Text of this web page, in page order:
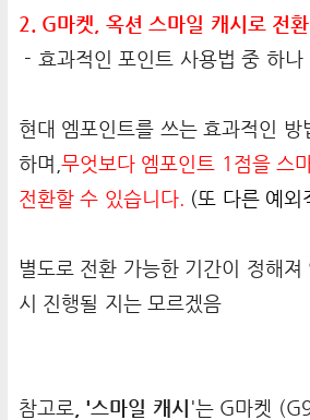
2. G마켓, 옥션 스마일 캐시로 전환
- 효과적인 포인트 사용법 중 하나
현대 엠포인트를 쓰는 효과적인
하며, 무엇보다 엠포인트 1점을 스
전환할 수 있습니다. (또 다른 예외
별도로 전환 가능한 기간이 정해
시 진행될 지는 모르겠음
참고로, '스마일 캐시 '는 G마켓